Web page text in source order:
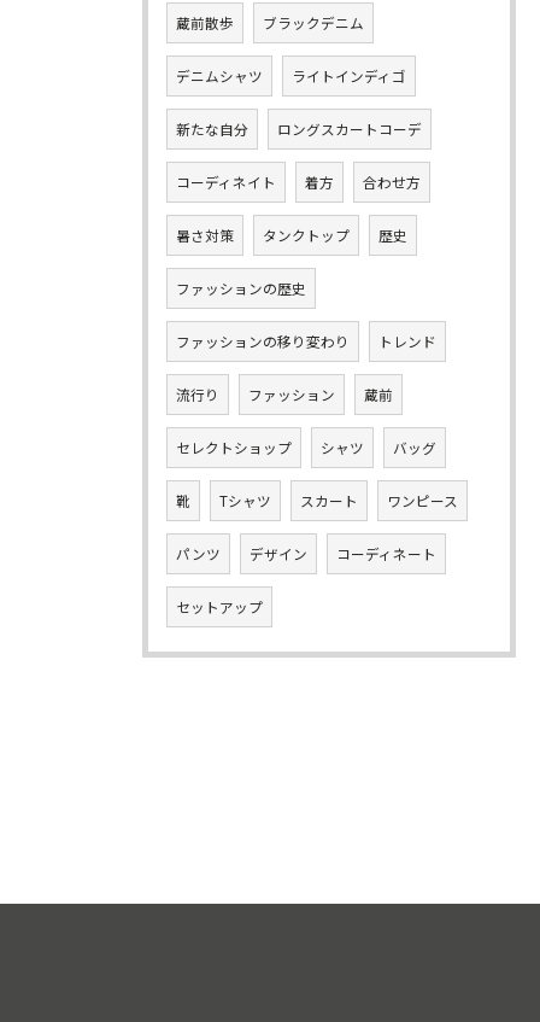
蔵前散歩 ブラックデニム
デニムシャツ ライトインディゴ
新たな自分 ロングスカートコーデ
コーディネイト 着方 合わせ方
暑さ対策 タンクトップ 歴史
ファッションの歴史
ファッションの移り変わり トレンド
流行り ファッション 蔵前
セレクトショップ シャツ バッグ
靴 Tシャツ スカート ワンピース
パンツ デザイン コーディネート
セットアップ